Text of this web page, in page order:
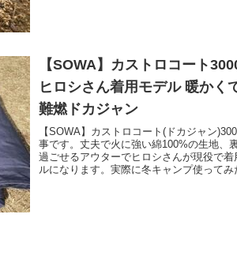
【SOWA】カストロコート
ヒロシさん着用モデル 暖かく
難燃ドカジャン
【SOWA】カストロコート(ドカジャン
事です。丈夫で火に強い綿100%の生地、
過ごせるアウターでヒロシさんが現役で着
ルになります。実際に冬キャンプ使ってみ